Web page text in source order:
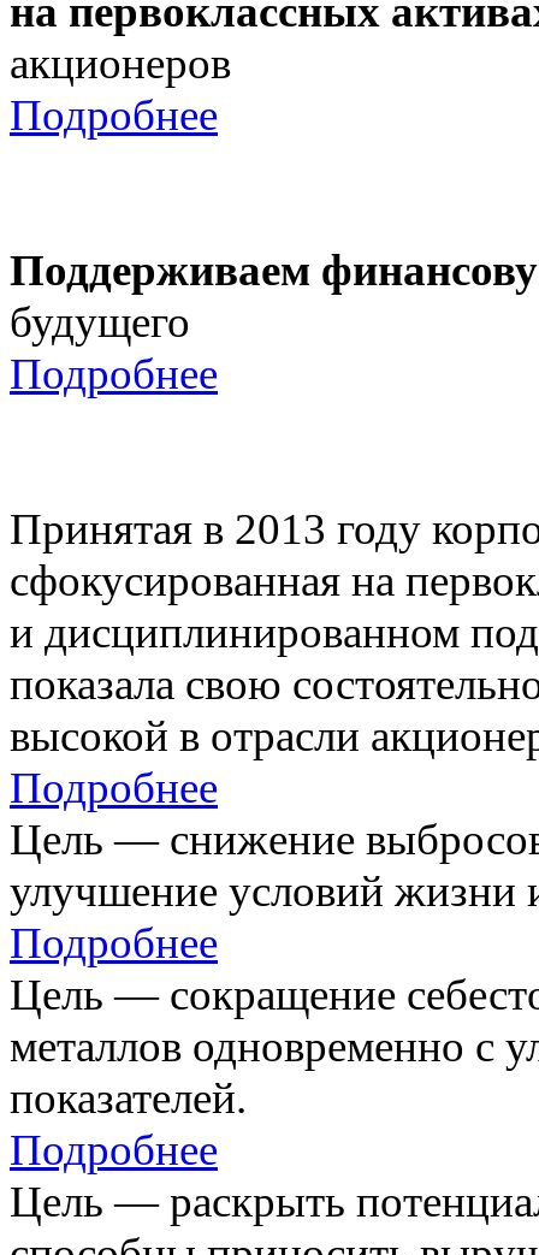
на первоклассных
акционеров
Подробнее
Поддерживаем
будущего
Подробнее
Принятая в 2013 году
сфокусированная на
и дисциплинированном
показала свою
высокой в отрасли
Подробнее
Цель — снижение
улучшение условий жизни
Подробнее
Цель — сокращение
металлов одновременно с
показателей.
Подробнее
Цель — раскрыть